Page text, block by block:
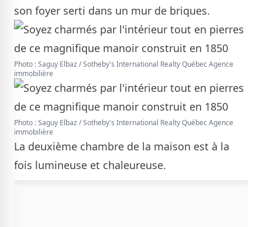
son foyer serti dans un mur de briques.
Photo : Saguy Elbaz / Sotheby's International Realty Québec Agence
immobilière
Photo : Saguy Elbaz / Sotheby's International Realty Québec Agence
immobilière
La deuxième chambre de la maison est à la
fois lumineuse et chaleureuse.